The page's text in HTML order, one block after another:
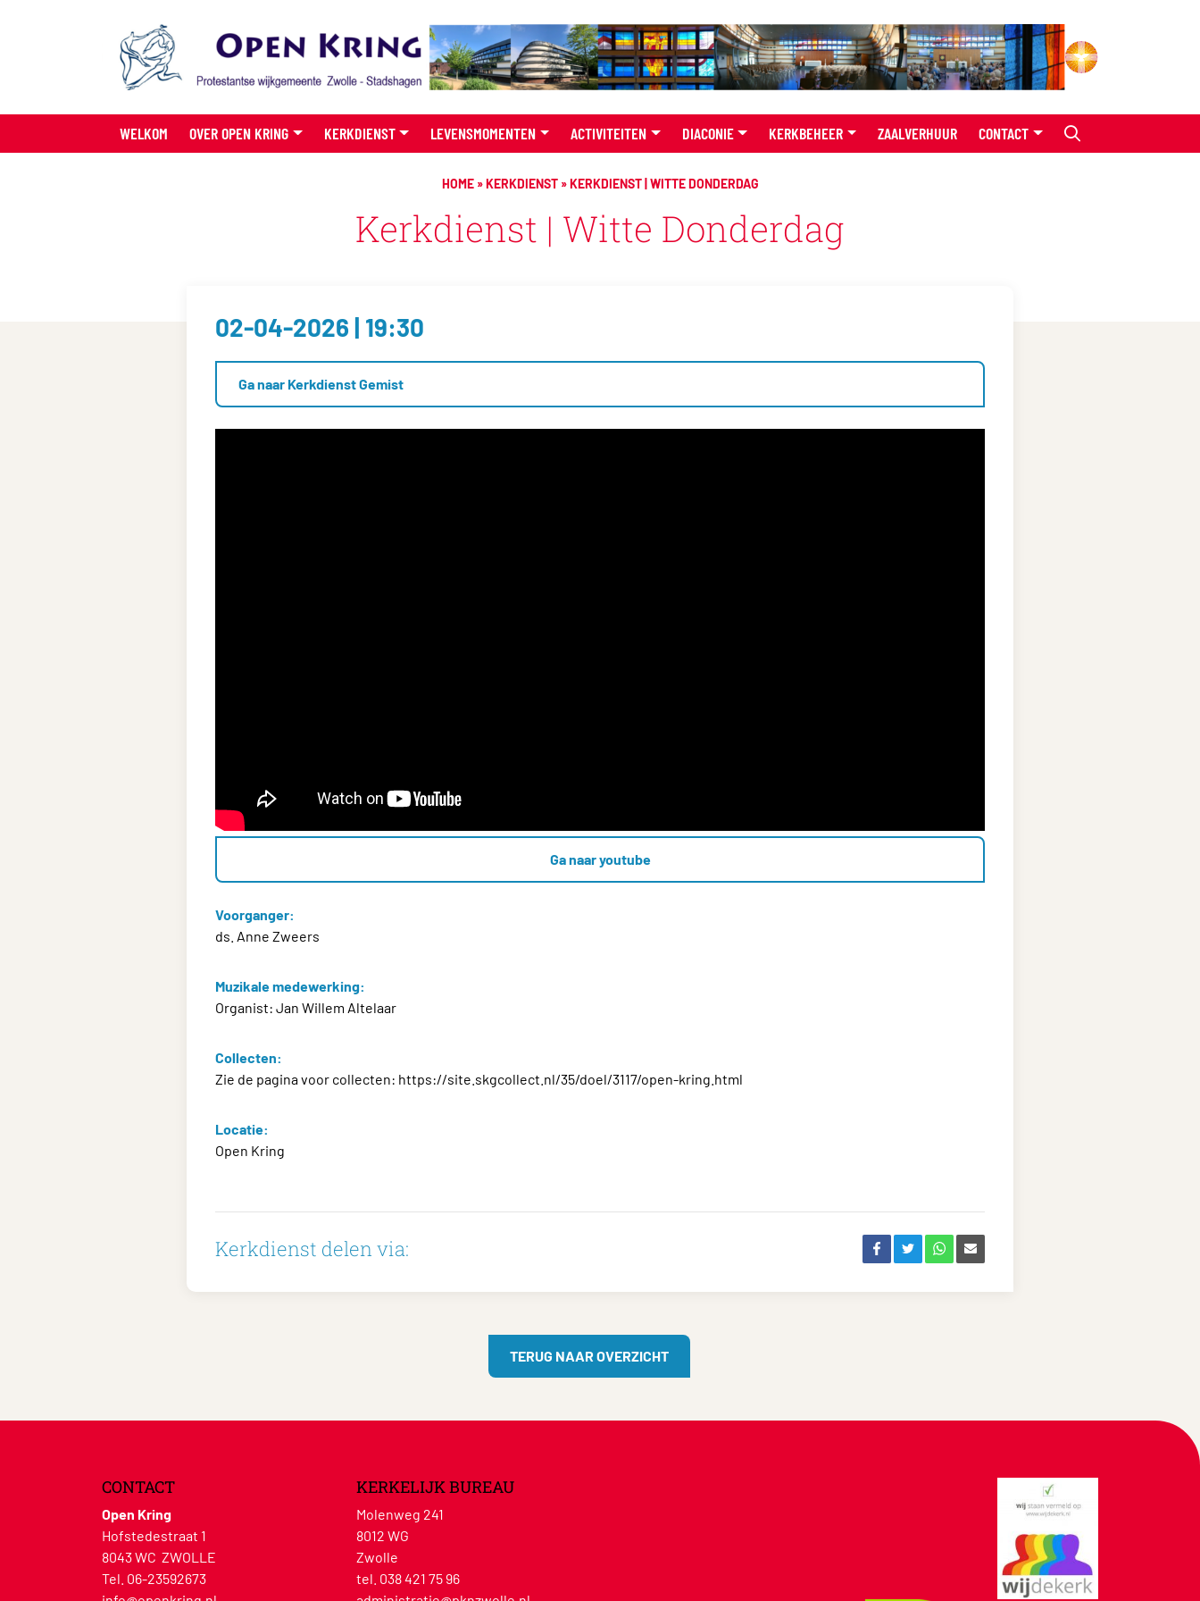
WELKOM OVER OPEN KRING KERKDIENST LEVENSMOMENTEN ACTIVITEITEN DIACONIE KERKBEHEER ZAALVERHUUR CONTACT
HOME»KERKDIENST»KERKDIENST | WITTE DONDERDAG
Kerkdienst | Witte Donderdag
02-04-2026 | 19:30
Ga naar Kerkdienst Gemist
Ga naar youtube
Voorganger:
ds. Anne Zweers
Muzikale medewerking:
Organist: Jan Willem Altelaar
Collecten:
Zie de pagina voor collecten: https://site.skgcollect.nl/35/doel/3117/open-kring.html
Locatie:
Open Kring
Kerkdienst delen via:
TERUG NAAR OVERZICHT
CONTACT
Open Kring
Hofstedestraat 1
8043 WC ZWOLLE
Tel. 06-23592673
KERKELIJK BUREAU
Molenweg 241
8012 WG
Zwolle
tel. 038 421 75 96